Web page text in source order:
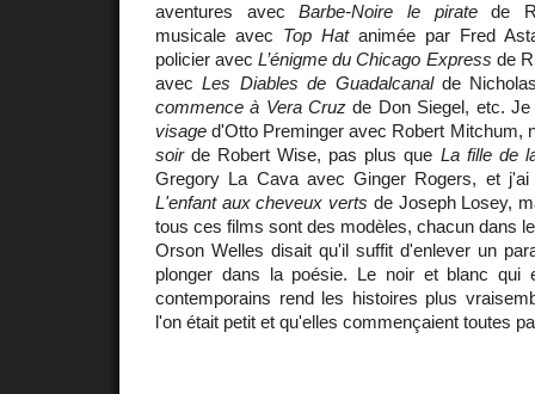
aventures avecBarbe-Noire le piratede
musicale avec Top Hatanimée par Fred
policier avecL’énigme du Chicago Express de
avecLes Diables de Guadalcanalde
commence à Vera Cruz de Don Siegel, etc.
visage d'Otto Preminger avec Robert Mitchum,
soirde Robert Wise, pas plus que La fille de
Gregory La Cava avec Ginger Rogers, et
L'enfant aux cheveux verts de Joseph Losey,
tous ces films sont des modèles, chacun dans
Orson Welles disait qu'il suffit d'enlever un
plonger dans la poésie. Le noir et blanc qui
contemporains rend les histoires plus
l'on était petit et qu'elles commençaient toutes